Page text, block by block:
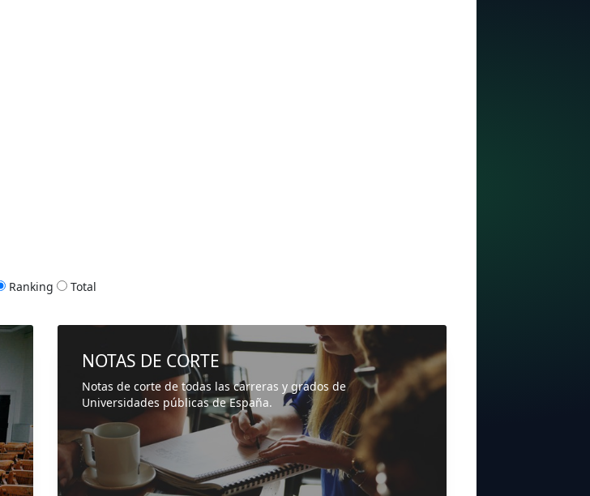
Ranking Total
NOTAS DE CORTE
Notas de corte de todas las carreras y grados de
Universidades públicas de España.